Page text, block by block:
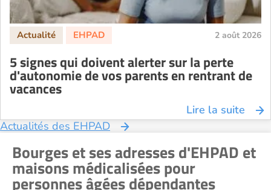
2 août 2026
5 signes qui doivent alerter sur la perte
d'autonomie de vos parents en rentrant de
vacances
Lire la suite
Actualités des EHPAD
Bourges et ses adresses d'EHPAD et
maisons médicalisées pour
personnes âgées dépendantes